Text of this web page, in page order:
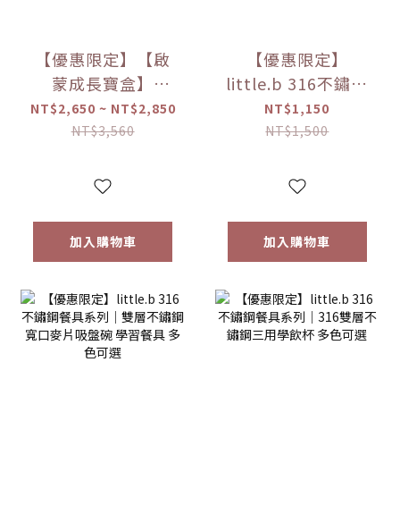
【優惠限定】【啟
蒙成長寶盒】
little.b餐具成長禮
盒
NT$2,650 ~ NT$2,850
NT$3,560
加入購物車
【優惠限定】
little.b 316不鏽鋼
餐具系列｜雙層不
鏽鋼吸盤碗 學習餐
NT$1,150
NT$1,500
加入購物車